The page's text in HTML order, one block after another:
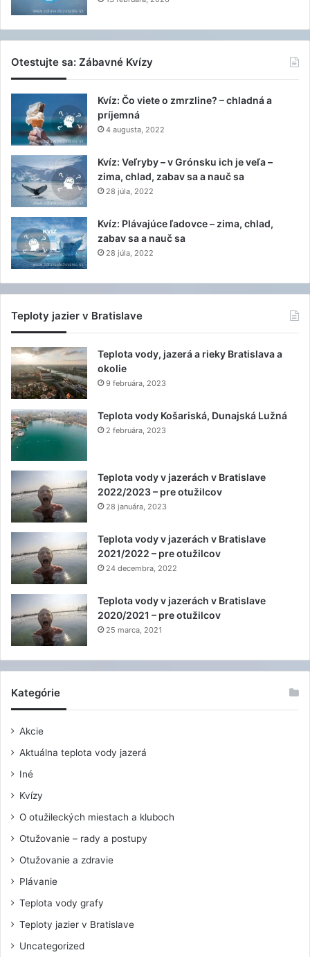
Otestujte sa: Zábavné Kvízy
Kvíz: Čo viete o zmrzline? – chladná a
príjemná
4 augusta, 2022
Kvíz: Veľryby – v Grónsku ich je veľa –
zima, chlad, zabav sa a nauč sa
28 júla, 2022
Kvíz: Plávajúce ľadovce – zima, chlad,
zabav sa a nauč sa
28 júla, 2022
Teploty jazier v Bratislave
Teplota vody, jazerá a rieky Bratislava a
okolie
9 februára, 2023
Teplota vody Košariská, Dunajská Lužná
2 februára, 2023
Teplota vody v jazerách v Bratislave
2022/2023 – pre otužilcov
28 januára, 2023
Teplota vody v jazerách v Bratislave
2021/2022 – pre otužilcov
24 decembra, 2022
Teplota vody v jazerách v Bratislave
2020/2021 – pre otužilcov
25 marca, 2021
Kategórie
Akcie
Aktuálna teplota vody jazerá
Iné
Kvízy
O otužileckých miestach a kluboch
Otužovanie – rady a postupy
Otužovanie a zdravie
Plávanie
Teplota vody grafy
Teploty jazier v Bratislave
Uncategorized